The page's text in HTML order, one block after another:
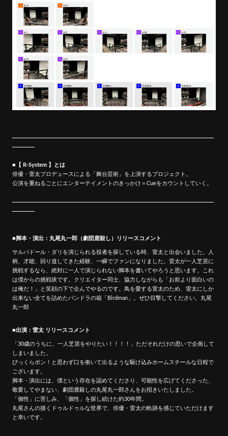
■【 R-System 】とは
俳優・雷太プロデュースによる「舞台芸術」を上演するプロジェクト。
公演を重ねるごとにエンターテイメントのきっかけ＝Cueをカウントしていく。
■脚本・演出：丸尾丸一郎（劇団鹿殺し）リリースコメント
サルバドール・ダリを演じられる役者を探している時、雷太と出会いました。人
柄、才能、回り道してきた経験、一瞬でファンになりました。雷太が一人芝居に
挑戦するなら、絶対に一人で演じられない脚本を書いてやろうと思います。これ
は僕からの挑戦状です。クリエイター同士、協力しながらも「お前より面白いの
は俺だ！」と笑顔の下で企んでやるのです。鳥を愛する雷太のため、雷太にしか
出来ない全てを詰めたパンドラの箱「Birdman」。ぜひ目撃してください。丸尾
丸一郎
■出演：雷太 リリースコメント
「30歳のうちに、一人芝居をやりたい！！！！」ただそれだけの思いで企画して
しまいました。
びっくらポン！と思わず口を衝いて出るような駆け込みホームスチールな日程で
ございます。
脚本・演出には、僕という存在を認めてくださり、可能性を広げてくださった、
敬愛してやまない、劇団鹿殺しの丸尾丸一郎さんをお招きいたしました。
「個性」に苦しみ、「個性」を探し続けた約30年間。
丸尾さんの描くドゥルドゥルな世界で、俳優・雷太の軌跡を感じていただけます
と幸いです。